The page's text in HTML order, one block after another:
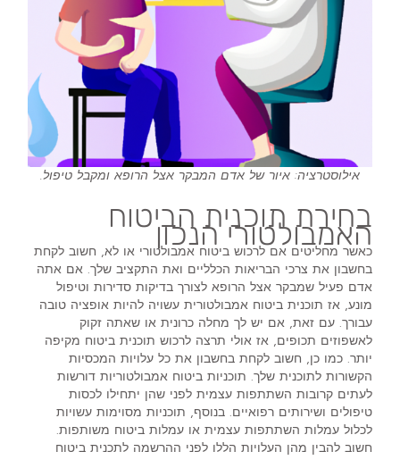
אילוסטרציה: איור של אדם המבקר אצל הרופא ומקבל טיפול.
בחירת תוכנית הביטוח
האמבולטורי הנכון
כאשר מחליטים אם לרכוש ביטוח אמבולטורי או לא, חשוב לקחת
בחשבון את צרכי הבריאות הכלליים ואת התקציב שלך. אם אתה
אדם פעיל שמבקר אצל הרופא לצורך בדיקות סדירות וטיפול
מונע, אז תוכנית ביטוח אמבולטורית עשויה להיות אופציה טובה
עבורך. עם זאת, אם יש לך מחלה כרונית או שאתה זקוק
לאשפוזים תכופים, אז אולי תרצה לרכוש תוכנית ביטוח מקיפה
יותר. כמו כן, חשוב לקחת בחשבון את כל עלויות המכסיות
הקשורות לתוכנית שלך. תוכניות ביטוח אמבולטוריות דורשות
לעתים קרובות השתתפות עצמית לפני שהן יתחילו לכסות
טיפולים ושירותים רפואיים. בנוסף, תוכניות מסוימות עשויות
לכלול עמלות השתתפות עצמית או עמלות ביטוח משותפות.
חשוב להבין מהן העלויות הללו לפני ההרשמה לתכנית ביטוח